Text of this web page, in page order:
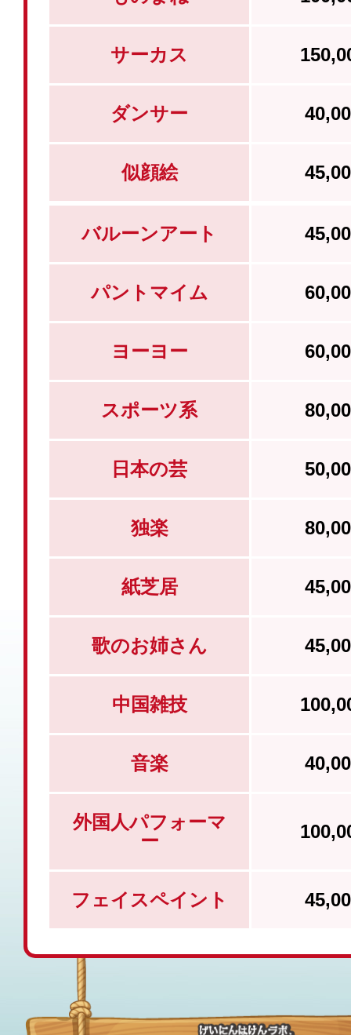
サーカス
ダンサー
似顔絵
バルーンアート
パントマイム
ヨーヨー
スポーツ系
日本の芸
独楽
紙芝居
歌のお姉さん
中国雑技
音楽
外国人パフォーマ
ー
フェイスペイント